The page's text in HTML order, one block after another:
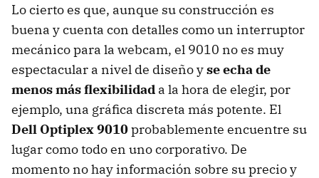
Lo cierto es que, aunque su construcción es
buena y cuenta con detalles como un interruptor
mecánico para la webcam, el 9010 no es muy
espectacular a nivel de diseño yse echa de
menos más flexibilidad a la hora de elegir, por
ejemplo, una gráfica discreta más potente. El
Dell Optiplex 9010probablemente encuentre su
lugar como todo en uno corporativo. De
momento no hay información sobre su precio y